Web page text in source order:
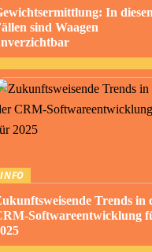
In diesen
sind Waagen
INFO
Trends in
Softwareentwicklung